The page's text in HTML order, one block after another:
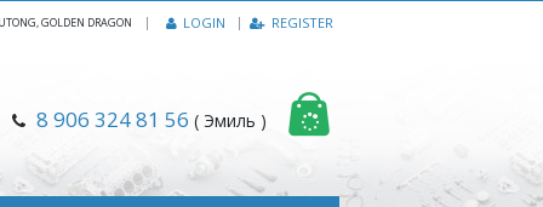
GOLDEN DRAGON | LOGIN REGISTER
8 906 324 81 56 ( Эмиль )